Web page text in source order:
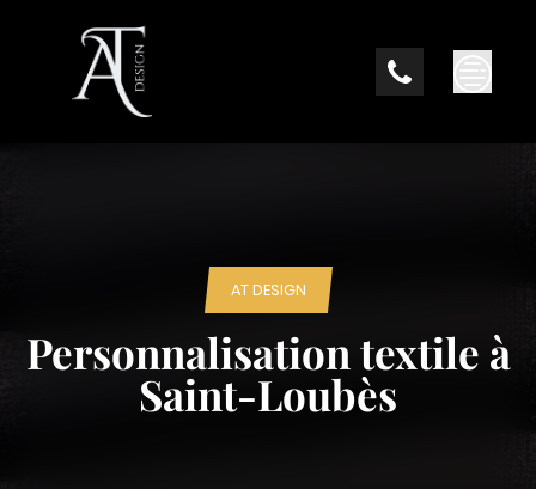
AT DESIGN
Personnalisation textile à
Saint-Loubès